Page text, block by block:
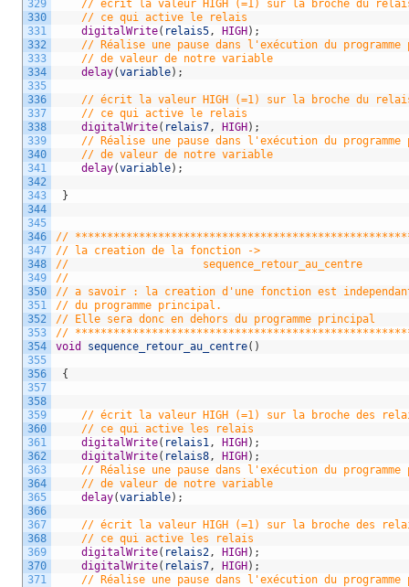
329
330
331
332
333
334
335
336
337
338
339
340
341
342
343
344
345
346
347
348
349
350
351
352
353
354
355
356
357
358
359
360
361
362
363
364
365
366
367
368
369
370
371
// écrit la valeur HIGH (=1) sur la broche du
// ce qui active le relais
digitalWrite( relais5 , HIGH) ;
// Réalise une pause dans l'exécution du programme
// de valeur de notre variable
delay(variable) ;
// écrit la valeur HIGH (=1) sur la broche du
// ce qui active le relais
digitalWrite( relais7 , HIGH) ;
// Réalise une pause dans l'exécution du programme
// de valeur de notre variable
delay(variable) ;
}
//
// la creation de la fonction ->
//                     sequence_retour_au_centre
//
// a savoir : la creation d'une fonction est
// du programme principal.
// Elle sera donc en dehors du programme principal
//
void
sequence_retour_au_centre( )
{
// écrit la valeur HIGH (=1) sur la broche des
// ce qui active les relais
digitalWrite( relais1 , HIGH) ;
digitalWrite( relais8 , HIGH) ;
// Réalise une pause dans l'exécution du programme
// de valeur de notre variable
delay(variable) ;
// écrit la valeur HIGH (=1) sur la broche des
// ce qui active les relais
digitalWrite( relais2 , HIGH) ;
digitalWrite( relais7 , HIGH) ;
// Réalise une pause dans l'exécution du programme